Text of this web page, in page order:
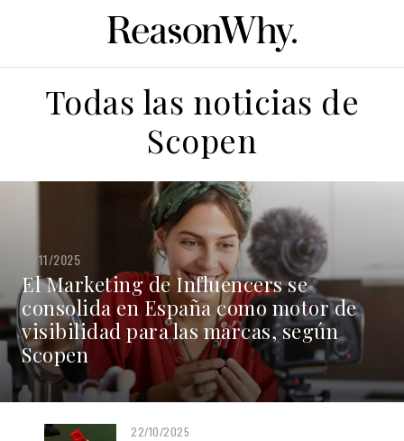
Todas las noticias de
Scopen
19/11/2025
El Marketing de Influencers se
consolida en España como motor de
visibilidad para las marcas, según
Scopen
22/10/2025